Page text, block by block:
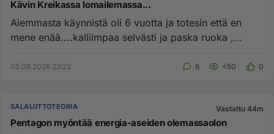
Kävin Kreikassa lomailemassa...
Aiemmasta käynnistä oli 6 vuotta ja totesin että en
mene enää....kalliimpaa selvästi ja paska ruoka ,
05.08.2026 23:22 6 <50 0
SALALIITTOTEORIA Vastattu 44m
Pentagon myöntää energia-aseiden olemassaolon